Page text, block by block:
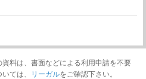
資料は、書面などによる利用申請を不要
ては、
リーガルをご確認下さい。